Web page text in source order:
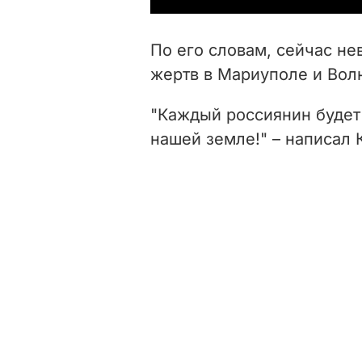
По его словам, сейчас
жертв в Мариуполе и
"Каждый россиянин будет
нашей земле!" – написал